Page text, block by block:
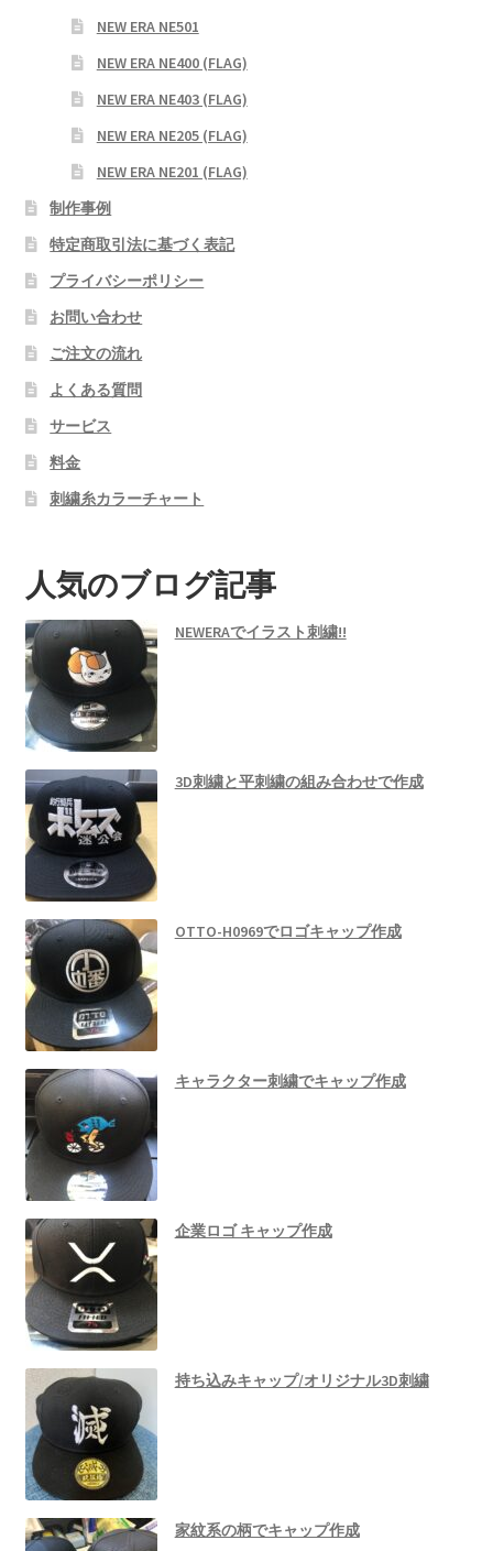
NEW ERA NE501
NEW ERA NE400 (FLAG)
NEW ERA NE403 (FLAG)
NEW ERA NE205 (FLAG)
NEW ERA NE201 (FLAG)
制作事例
特定商取引法に基づく表記
プライバシーポリシー
お問い合わせ
ご注文の流れ
よくある質問
サービス
料金
刺繍糸カラーチャート
人気のブログ記事
NEWERAでイラスト刺繍!!
3D刺繍と平刺繍の組み合わせで作成
OTTO-H0969でロゴキャップ作成
キャラクター刺繍でキャップ作成
企業ロゴ キャップ作成
持ち込みキャップ/オリジナル3D刺繍
家紋系の柄でキャップ作成